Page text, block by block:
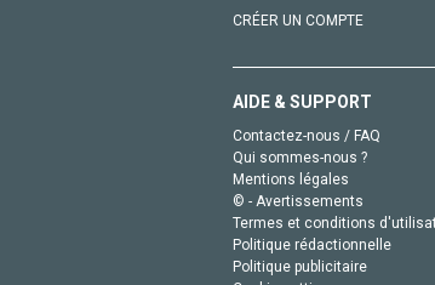
CRÉER UN COMPTE
AIDE & SUPPORT
Contactez-nous / FAQ
Qui sommes-nous ?
Mentions légales
© - Avertissements
Termes et conditions
Politique rédactionnelle
Politique publicitaire